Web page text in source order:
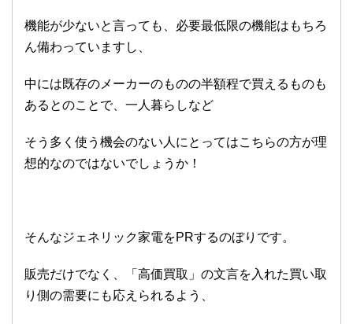
機能が少ないと言っても、必要最低限の機能はもちろ
ん備わっていますし、
中には既存のメーカーのものの半額程で買えるものも
あるとのことで、一人暮らしなど
そう多く使う機会のない人にとってはこちらの方が理
想的なのではないでしょうか！
そんなジェネリック家電をPRするのぼりです。
販売だけでなく、「高価買取」の文言を入れた買い取
り側の需要にも応えられるよう、